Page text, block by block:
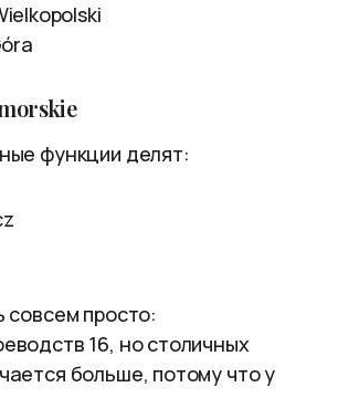
функции делят:
совсем просто:
16, но столичных
больше, потому что у